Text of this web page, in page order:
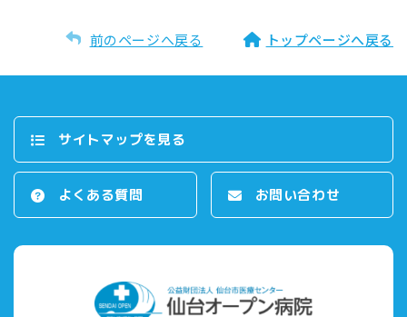
前のページへ戻る トップページへ戻る
サイトマップを⾒る
よくある質問 お問い合わせ